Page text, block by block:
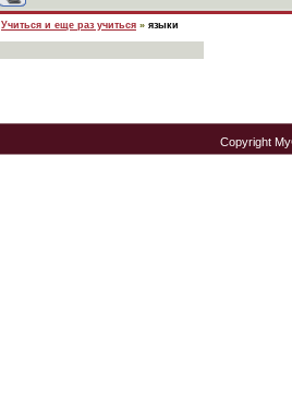
Учиться и еще раз учиться » языки
Copyright